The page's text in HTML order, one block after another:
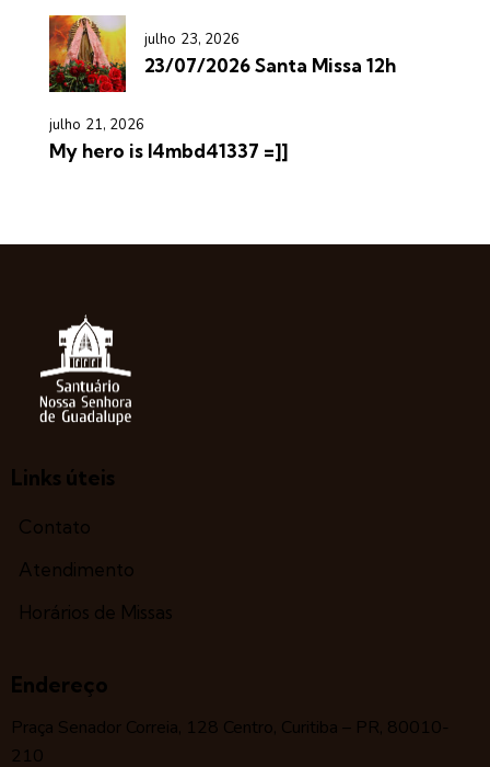
julho 23, 2026
23/07/2026 Santa Missa 12h
julho 21, 2026
My hero is l4mbd41337 =]]
Links úteis
Contato
Atendimento
Horários de Missas
Endereço
Praça Senador Correia, 128 Centro, Curitiba – PR, 80010-
210